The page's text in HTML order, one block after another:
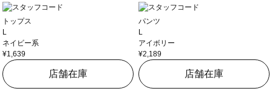
トップス
L
ネイビー系
¥1,639
店舗在庫
パンツ
L
アイボリー
¥2,189
店舗在庫